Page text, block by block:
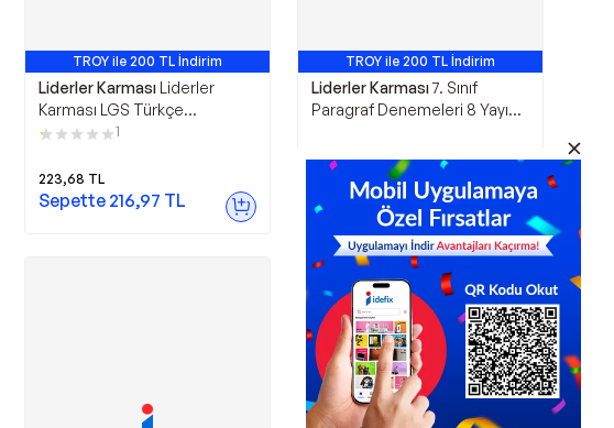
TROY ile 200 TL İndirim
Liderler Karması Liderler
Karması LGS Türkçe
Denemeleri 8 Yayın 16
1
223,68 TL
Sepette 216,97 TL
TROY ile 200 TL İndirim
Liderler Karması7. Sınıf
Paragraf Denemeleri 8 Yayın
299,00 TL
Sepette284,05TL